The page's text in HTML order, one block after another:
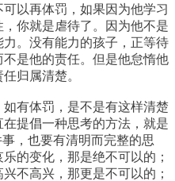
以再体罚，如果因为他学习
你就是虐待了。因为他不是
。没有能力的孩子，正等待
是他的责任。但是他怠惰他
归属清楚。
有体罚，是不是有这样清楚
提倡一种思考的方法，就是
，也要有清明而完整的思
的变化，那是绝不可以的；
不高兴，那更是不可以的；